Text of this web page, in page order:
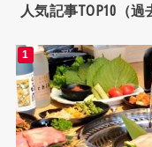
人気記事TOP10（過